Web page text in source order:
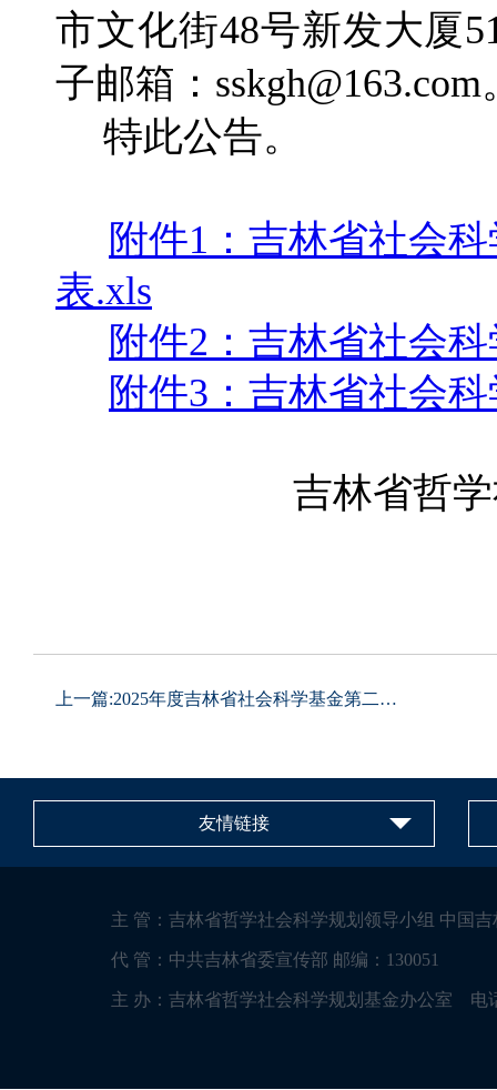
市文化街48号新发大厦
子邮箱：sskgh@163.com
特此公告。
附件1：吉林省社会
表.xls
附件2：吉林省社会
附件3：吉林省社会
吉林省哲学社会
上一篇:2025年度吉林省社会科学基金第二批“...
友情链接
主 管：吉林省哲学社会科学规划领导小组 中国
代 管：中共吉林省委宣传部 邮编：130051
主 办：吉林省哲学社会科学规划基金办公室 电